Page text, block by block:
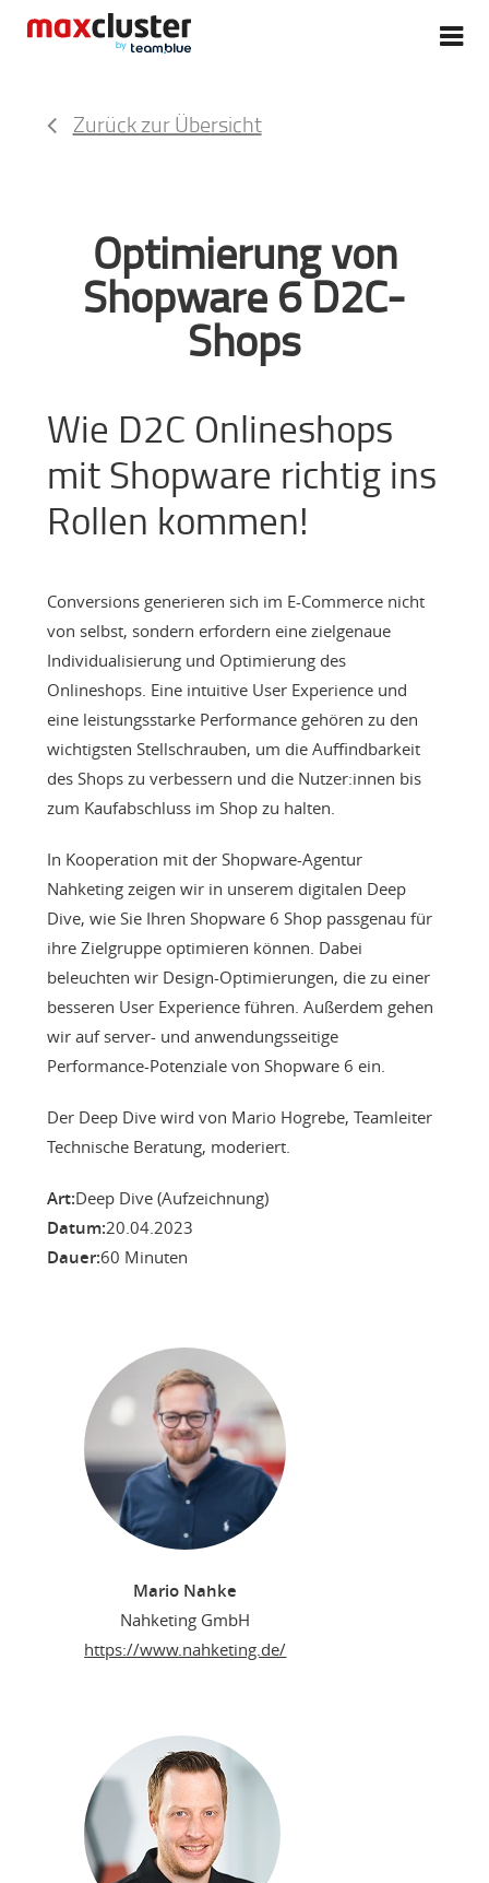
Zurück zur Übersicht
Optimierung von
Shopware 6 D2C-
Shops
Wie D2C Onlineshops
mit Shopware richtig ins
Rollen kommen!
Conversions generieren sich im E-Commerce nicht
von selbst, sondern erfordern eine zielgenaue
Individualisierung und Optimierung des
Onlineshops. Eine intuitive User Experience und
eine leistungsstarke Performance gehören zu den
wichtigsten Stellschrauben, um die Auffindbarkeit
des Shops zu verbessern und die Nutzer:innen bis
zum Kaufabschluss im Shop zu halten.
In Kooperation mit der Shopware-Agentur
Nahketing zeigen wir in unserem digitalen Deep
Dive, wie Sie Ihren Shopware 6 Shop passgenau für
ihre Zielgruppe optimieren können. Dabei
beleuchten wir Design-Optimierungen, die zu einer
besseren User Experience führen. Außerdem gehen
wir auf server- und anwendungsseitige
Performance-Potenziale von Shopware 6 ein.
Der Deep Dive wird von Mario Hogrebe, Teamleiter
Technische Beratung, moderiert.
Art:Deep Dive (Aufzeichnung)
Datum:20.04.2023
Dauer:60 Minuten
Mario Nahke
Nahketing GmbH
https://www.nahketing.de/